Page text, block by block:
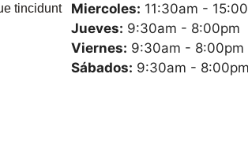
tincidunt
Miercoles: 11:30am -
Jueves: 9:30am - 8:00pm
Viernes: 9:30am - 8:00pm
Sábados: 9:30am - 8:00pm